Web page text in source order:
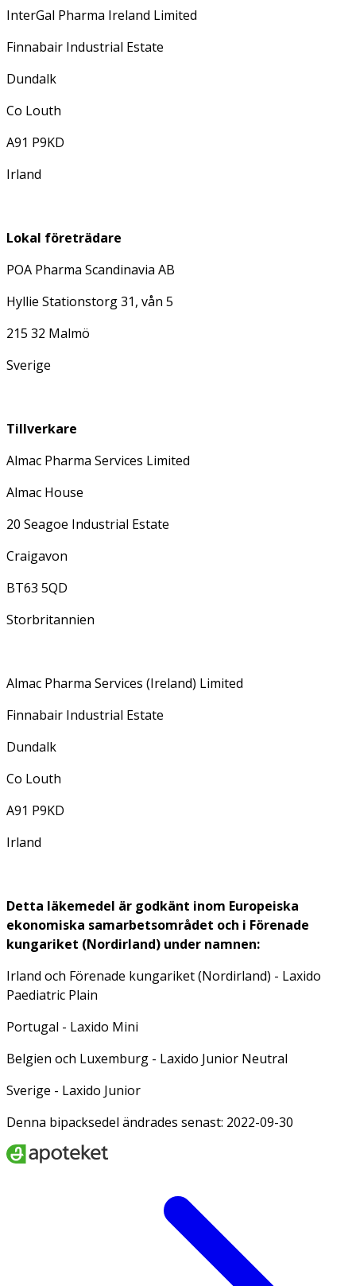
InterGal Pharma Ireland Limited
Finnabair Industrial Estate
Dundalk
Co Louth
A91 P9KD
Irland
Lokal företrädare
POA Pharma Scandinavia AB
Hyllie Stationstorg 31, vån 5
215 32 Malmö
Sverige
Tillverkare
Almac Pharma Services Limited
Almac House
20 Seagoe Industrial Estate
Craigavon
BT63 5QD
Storbritannien
Almac Pharma Services (Ireland) Limited
Finnabair Industrial Estate
Dundalk
Co Louth
A91 P9KD
Irland
Detta läkemedel är godkänt inom Europeiska
ekonomiska samarbetsområdet och i Förenade
kungariket (Nordirland) under namnen:
Irland och Förenade kungariket (Nordirland) - Laxido
Paediatric Plain
Portugal - Laxido Mini
Belgien och Luxemburg - Laxido Junior Neutral
Sverige - Laxido Junior
Denna bipacksedel ändrades senast: 2022-09-30